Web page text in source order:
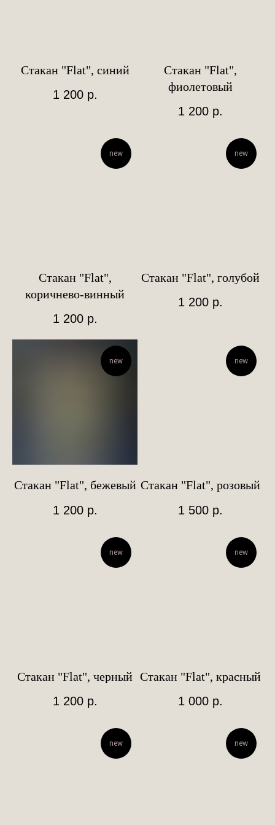
Стакан "Flat", синий
1 200 р.
Стакан "Flat",
фиолетовый
1 200 р.
new
Стакан "Flat",
коричнево-винный
1 200 р.
new
Стакан "Flat", голубой
1 200 р.
new
Стакан "Flat", бежевый
1 200 р.
new
Стакан "Flat", розовый
1 500 р.
new
Стакан "Flat", черный
1 200 р.
new
Стакан "Flat", красный
1 000 р.
new new